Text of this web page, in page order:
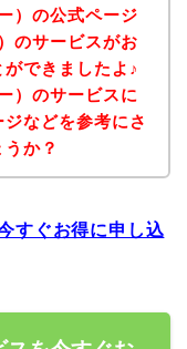
）の公式ページ
のサービスがお
できましたよ♪
）のサービスに
などを参考にさ
か？
すぐお得に申し込